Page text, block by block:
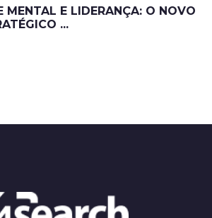
MENTAL E LIDERANÇA: O NOVO
...